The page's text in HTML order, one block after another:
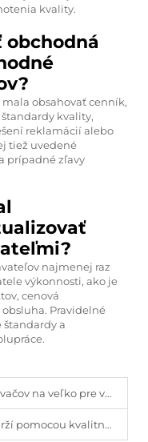
kvality.
obchodná
obsahovať cenník,
kvality,
reklamácií alebo
tiež uvedené
prípadné zľavy
najmenej raz
výkonnosti, ako je
cenová
Pravidelné
štandardy a
veľko pre váš podnik
skrutkovačov na veľko